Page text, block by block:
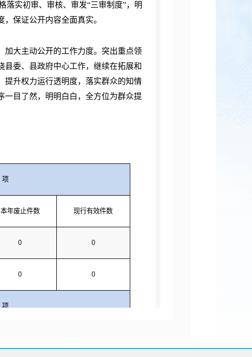
落实初审、审核、审发“三审制度”，明
保证公开内容全面真实。
加大主动公开的工作力度。突出重点领
委、县政府中心工作，继续在拓展和
提升权力运行透明度，落实群众的知情
一目了然，明明白白，全方位为群众提
项
本年废止件数 现行有效件数
0 0
0 0
项